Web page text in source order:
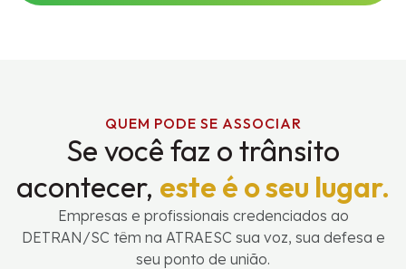
QUEM PODE SE ASSOCIAR
Se você faz o trânsito
acontecer, este é o seu lugar.
Empresas e profissionais credenciados ao
DETRAN/SC têm na ATRAESC sua voz, sua defesa e
seu ponto de união.